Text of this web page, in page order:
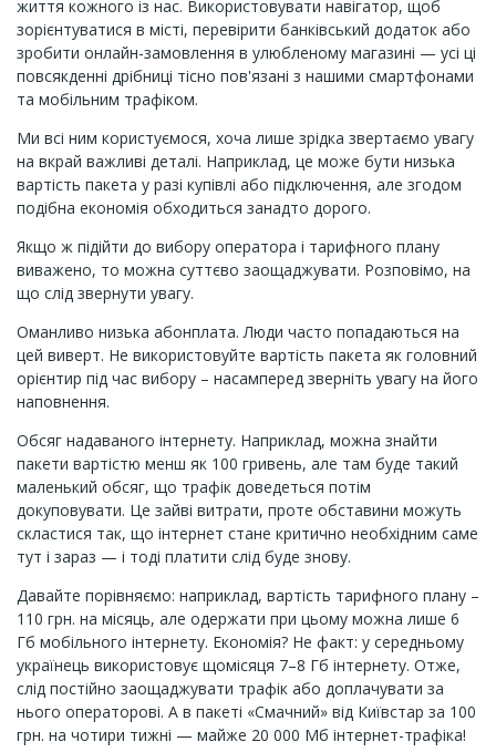
життя кожного із нас. Використовувати навігатор, щоб
зорієнтуватися в місті, перевірити банківський додаток або
зробити онлайн-замовлення в улюбленому магазині — усі ці
повсякденні дрібниці тісно пов'язані з нашими смартфонами
та мобільним трафіком.
Ми всі ним користуємося, хоча лише зрідка звертаємо увагу
на вкрай важливі деталі. Наприклад, це може бути низька
вартість пакета у разі купівлі або підключення, але згодом
подібна економія обходиться занадто дорого.
Якщо ж підійти до вибору оператора і тарифного плану
виважено, то можна суттєво заощаджувати. Розповімо, на
що слід звернути увагу.
Оманливо низька абонплата. Люди часто попадаються на
цей виверт. Не використовуйте вартість пакета як головний
орієнтир під час вибору – насамперед зверніть увагу на його
наповнення.
Обсяг надаваного інтернету. Наприклад, можна знайти
пакети вартістю менш як 100 гривень, але там буде такий
маленький обсяг, що трафік доведеться потім
докуповувати. Це зайві витрати, проте обставини можуть
скластися так, що інтернет стане критично необхідним саме
тут і зараз — і тоді платити слід буде знову.
Давайте порівняємо: наприклад, вартість тарифного плану –
110 грн. на місяць, але одержати при цьому можна лише 6
Гб мобільного інтернету. Економія? Не факт: у середньому
українець використовує щомісяця 7–8 Гб інтернету. Отже,
слід постійно заощаджувати трафік або доплачувати за
нього операторові. А в пакеті «Смачний» від Київстар за 100
грн. на чотири тижні — майже 20 000 Мб інтернет-трафіка!